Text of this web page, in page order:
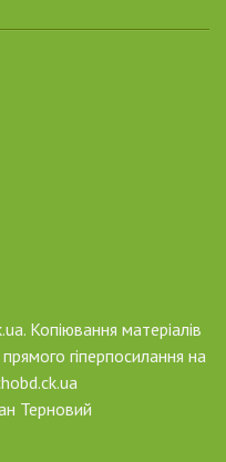
Копіювання матеріалів
гіперпосилання на
Терновий